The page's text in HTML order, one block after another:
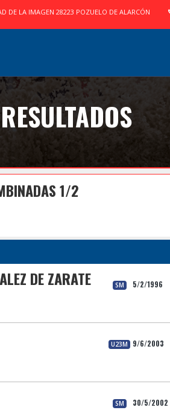
DE LA IMAGEN 28223 POZUELO DE ALARCÓN
RESULTADOS
1/2
DE ZARATE SM 5/2/1996
U23M 9/6/2003
SM 30/5/2002